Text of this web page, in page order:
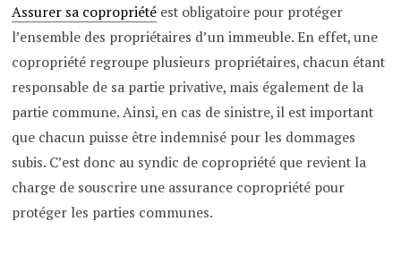
Assurer sa copropriété est obligatoire pour protéger
l’ensemble des propriétaires d’un immeuble. En effet, une
copropriété regroupe plusieurs propriétaires, chacun étant
responsable de sa partie privative, mais également de la
partie commune. Ainsi, en cas de sinistre, il est important
que chacun puisse être indemnisé pour les dommages
subis. C’est donc au syndic de copropriété que revient la
charge de souscrire une assurance copropriété pour
protéger les parties communes.